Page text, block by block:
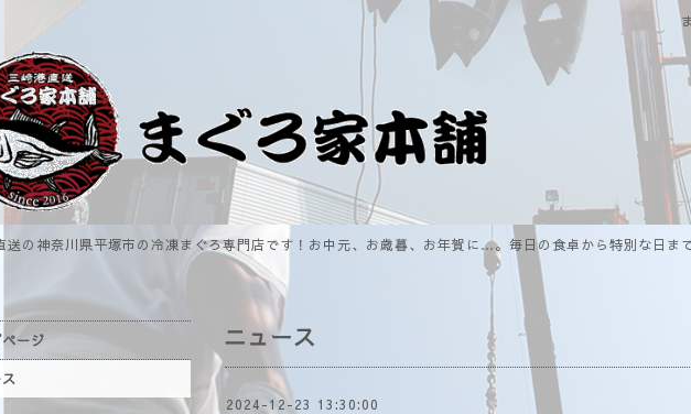
送の神奈川県平塚市の冷凍まぐろ専門店です！お中元、お歳暮、お年賀に…。毎日の食卓から特別な日
ニュース
2024-12-23 13:30:00
ージ